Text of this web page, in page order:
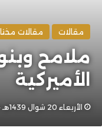
مقالات مقالات
ملامح
الأميركية
الأربعاء 20 شوال 1439هـ 4-7-2018م